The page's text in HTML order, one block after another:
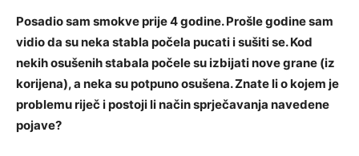
Posadio sam smokve prije 4 godine. Prošle godine sam
vidio da su neka stabla počela pucati i sušiti se. Kod
nekih osušenih stabala počele su izbijati nove grane (iz
korijena), a neka su potpuno osušena. Znate li o kojem je
problemu riječ i postoji li način sprječavanja navedene
pojave?